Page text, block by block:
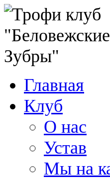
Главная
Клуб
О нас
Устав
Мы на